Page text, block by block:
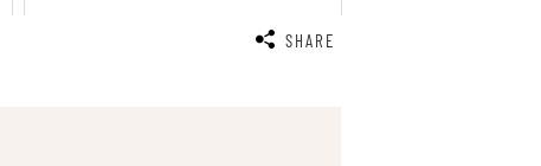
SHARE